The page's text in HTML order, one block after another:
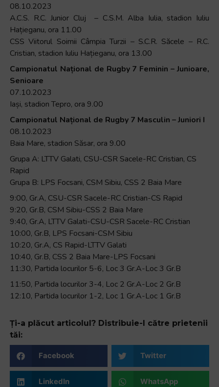
08.10.2023
A.C.S. R.C. Junior Cluj – C.S.M. Alba Iulia, stadion Iuliu
Hațieganu, ora 11.00
CSS Viitorul Soimii Câmpia Turzii – S.C.R. Săcele – R.C.
Cristian, stadion Iuliu Hațieganu, ora 13.00
Campionatul Național de Rugby 7 Feminin – Junioare,
Senioare
07.10.2023
Iași, stadion Tepro, ora 9.00
Campionatul Național de Rugby 7 Masculin – Juniori I
08.10.2023
Baia Mare, stadion Săsar, ora 9.00
Grupa A: LTTV Galati, CSU-CSR Sacele-RC Cristian, CS
Rapid
Grupa B: LPS Focsani, CSM Sibiu, CSS 2 Baia Mare
9:00, Gr.A, CSU-CSR Sacele-RC Cristian-CS Rapid
9:20, Gr.B, CSM Sibiu-CSS 2 Baia Mare
9:40, Gr.A, LTTV Galati-CSU-CSR Sacele-RC Cristian
10:00, Gr.B, LPS Focsani-CSM Sibiu
10:20, Gr.A, CS Rapid-LTTV Galati
10:40, Gr.B, CSS 2 Baia Mare-LPS Focsani
11:30, Partida locurilor 5-6, Loc 3 Gr.A-Loc 3 Gr.B
11:50, Partida locurilor 3-4, Loc 2 Gr.A-Loc 2 Gr.B
12:10, Partida locurilor 1-2, Loc 1 Gr.A-Loc 1 Gr.B
Ți-a plăcut articolul? Distribuie-l către prietenii
tăi:
Facebook Twitter
LinkedIn WhatsApp